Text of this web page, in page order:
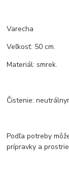
Varecha
Veľkosť: 50 cm.
Materiál: smrek.
Čistenie:
Podľa potreby
prípravky a